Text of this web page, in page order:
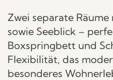
Zwei separate
sowie Seeblick –
Boxspringbett und
Flexibilität, das
besonderes